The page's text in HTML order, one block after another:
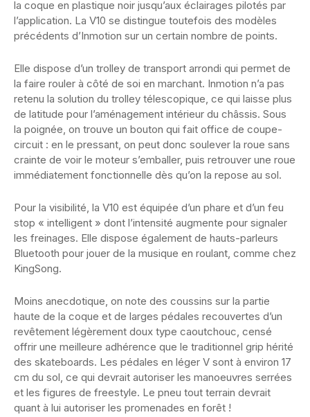
la coque en plastique noir jusqu’aux éclairages pilotés par
l’application. La V10 se distingue toutefois des modèles
précédents d’Inmotion sur un certain nombre de points.
Elle dispose d’un trolley de transport arrondi qui permet de
la faire rouler à côté de soi en marchant. Inmotion n’a pas
retenu la solution du trolley télescopique, ce qui laisse plus
de latitude pour l’aménagement intérieur du châssis. Sous
la poignée, on trouve un bouton qui fait office de coupe-
circuit : en le pressant, on peut donc soulever la roue sans
crainte de voir le moteur s’emballer, puis retrouver une roue
immédiatement fonctionnelle dès qu’on la repose au sol.
Pour la visibilité, la V10 est équipée d’un phare et d’un feu
stop « intelligent » dont l’intensité augmente pour signaler
les freinages. Elle dispose également de hauts-parleurs
Bluetooth pour jouer de la musique en roulant, comme chez
KingSong.
Moins anecdotique, on note des coussins sur la partie
haute de la coque et de larges pédales recouvertes d’un
revêtement légèrement doux type caoutchouc, censé
offrir une meilleure adhérence que le traditionnel grip hérité
des skateboards. Les pédales en léger V sont à environ 17
cm du sol, ce qui devrait autoriser les manoeuvres serrées
et les figures de freestyle. Le pneu tout terrain devrait
quant à lui autoriser les promenades en forêt !